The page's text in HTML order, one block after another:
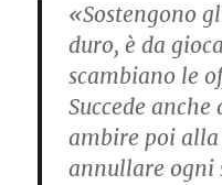
«Sostengono
duro, è da
scambiano le
Succede
ambire poi alla
annullare ogni